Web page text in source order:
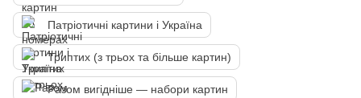
Патріотичні картини і Україна
Триптих (з трьох та більше картин)
Разом вигідніше — набори картин